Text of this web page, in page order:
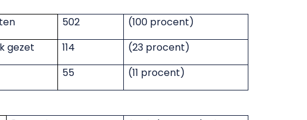
502
(100 procent)
gezet
114
(23 procent)
55 (11 procent)